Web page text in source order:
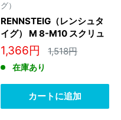
グ）
RENNSTEIG（レンシュタ
イグ） M 8-M10 スクリュ
ーエキストラクター 471
002 3
販
売
価
格
1,366円 通
常
1,518円
在庫あり
カートに追加